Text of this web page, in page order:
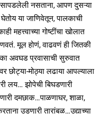
नसताना, आपण दुसऱ्या
घेतोय या जाणिवेतून, पालकाची
महत्त्वाच्या गोष्टींचा खोलात
मूल होणं, वाढवणं ही जितकी
अवघड प्रवासाची सुरुवात
मोठ्या लढाया आपल्याला
लय… झोपेची बिघडणारी
दमछाक…पाळणाघर, शाळा,
उडणारी तारांबळ…उद्याच्या